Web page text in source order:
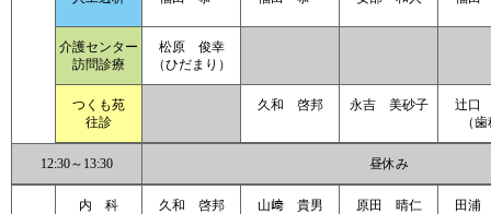
介護センター
訪問診療
松原 俊幸
（ひだまり）
つくも苑
往診
久和 啓邦 永吉 美砂子
辻口
（
12:30～13:30 昼休み
内 科 久和 啓邦
山﨑 貴男
原田 晴仁
田浦